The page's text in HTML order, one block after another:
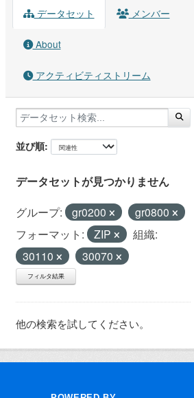
データセット メンバー
About
アクティビティストリーム
並び順
データセットが見つかりません
グループ: gr0200
gr0800
フォーマット:
ZIP
組織:
30110
30070
フィルタ結果
他の検索を試してください。